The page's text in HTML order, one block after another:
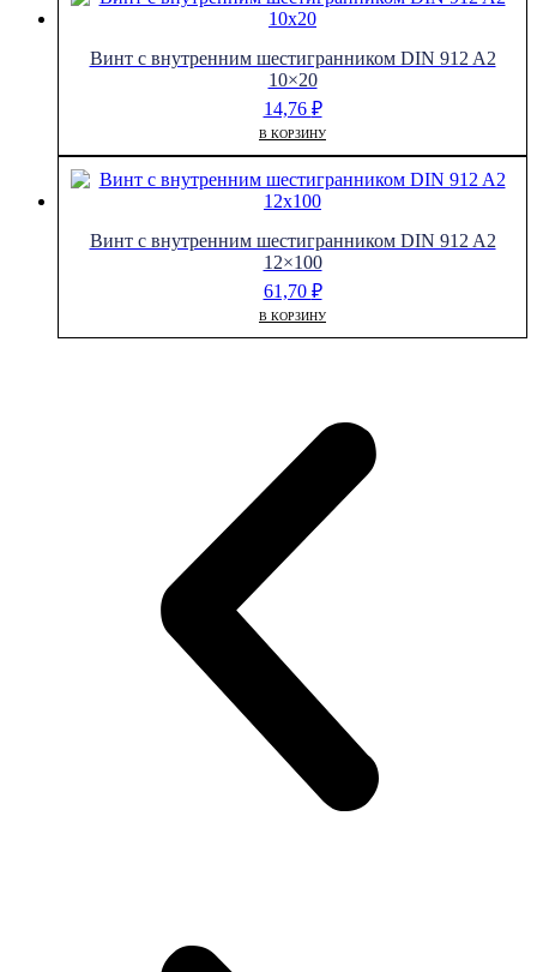
Винт с внутренним шестигранником DIN 912 A2
10×20
14,76 ₽
В КОРЗИНУ
Винт с внутренним шестигранником DIN 912 A2
12×100
61,70 ₽
В КОРЗИНУ